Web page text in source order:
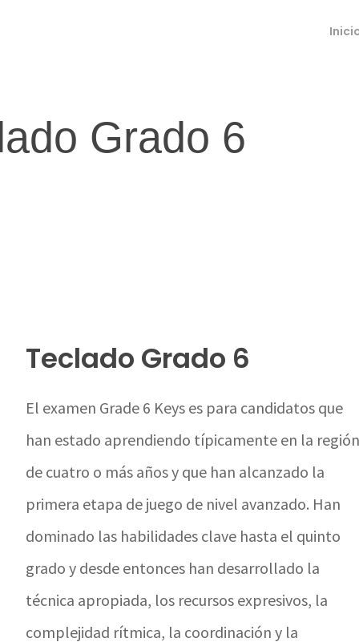
Grado 6
Teclado Grado 6
El examen Grade 6 Keys es para candidatos que
han estado aprendiendo típicamente en la
de cuatro o más años y que han alcanzado la
primera etapa de juego de nivel avanzado. Han
dominado las habilidades clave hasta el quinto
grado y desde entonces han desarrollado la
técnica apropiada, los recursos expresivos, la
complejidad rítmica, la coordinación y la